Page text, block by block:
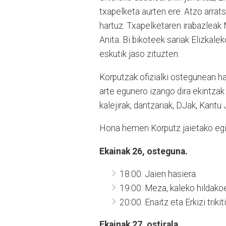
txapelketa aurten ere. Atzo
hartuz. Txapelketaren
Anita. Bi bikoteek sariak
eskutik jaso zituzten.
Korputzak ofizialki ostegunean
arte egunero izango dira
kalejirak, dantzariak, DJak,
Hona hemen Korputz jaietako
Ekainak 26, osteguna.
18:00. Jaien hasiera.
19:00. Meza, kaleko
20:00. Enaitz eta Erkizi